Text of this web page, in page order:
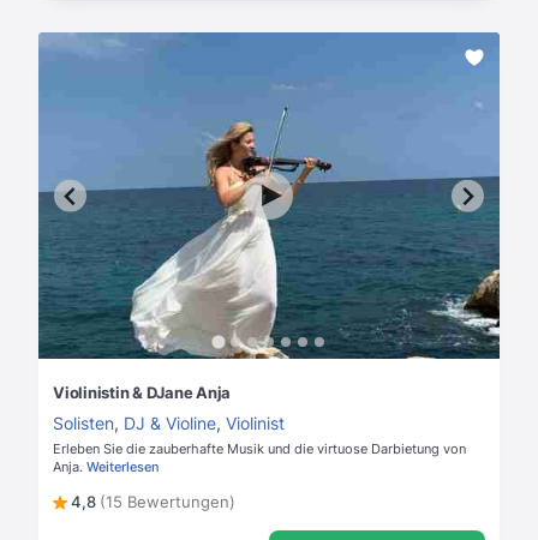
Violinistin & DJane Anja
Solisten, DJ & Violine, Violinist
Erleben Sie die zauberhafte Musik und die virtuose Darbietung von
Anja. Weiterlesen
4,8 (15 Bewertungen)